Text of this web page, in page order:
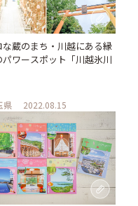
な蔵のまち・川越にある縁
パワースポット「川越氷川
県 2022.08.15